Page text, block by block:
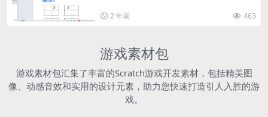
2 年前 463
游戏素材包
游戏素材包汇集了丰富的Scratch游戏开发素材，包括精美图
像、动感音效和实用的设计元素，助力您快速打造引人入胜的游
戏。